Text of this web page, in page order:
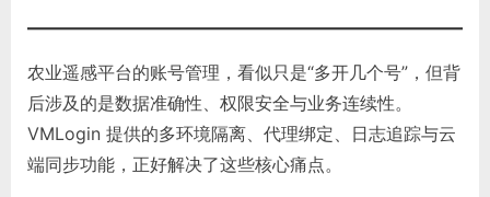
农业遥感平台的账号管理，看似只是“多开几个号”，但背
后涉及的是数据准确性、权限安全与业务连续性。
VMLogin 提供的多环境隔离、代理绑定、日志追踪与云
端同步功能，正好解决了这些核心痛点。